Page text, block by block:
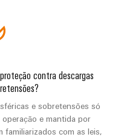
contra descargas
e sobretensões só
e mantida por
familiarizados com as leis,